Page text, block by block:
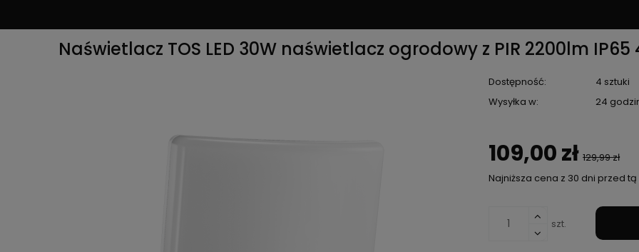
Naświetlacz TOS LED 30W naświetlacz ogrodowy z PIR 2200lm IP65
Dostępność:
4 sztuki
Wysyłka w:
24
109,00 zł 129,99 zł
Najniższa cena z 30 dni przed
Jeżeli produkt
niż 30 dni,
cena od
szt.